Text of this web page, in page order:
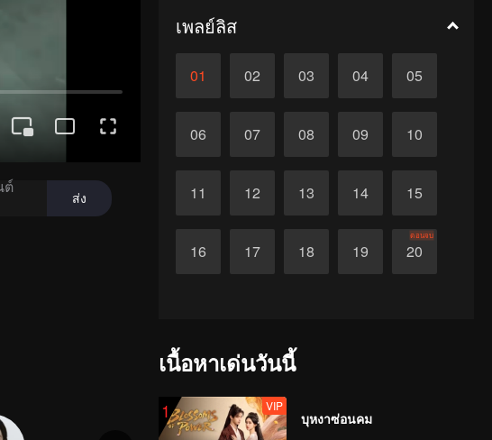
เพลย์ลิส
01 02 03 04 05
06 07 08 09 10
11 12 13 14 15
16 17 18 19 20
ตอนจบ
เนื้อหาเด่นวันนี้
1 VIP
บุหงาซ่อนคม